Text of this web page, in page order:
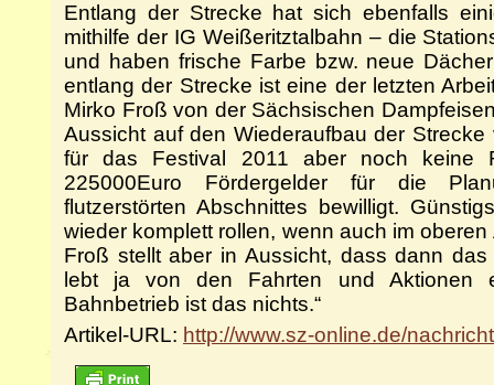
Entlang der Strecke hat sich ebenfalls
mithilfe der IG Weißeritztalbahn – die
und haben frische Farbe bzw. neue
entlang der Strecke ist eine der letzten
Mirko Froß von der Sächsischen
Aussicht auf den Wiederaufbau der
für das Festival 2011 aber noch keine
225000Euro Fördergelder für die
flutzerstörten Abschnittes bewilligt.
wieder komplett rollen, wenn auch im
Froß stellt aber in Aussicht, dass dann das
lebt ja von den Fahrten und Aktionen
Bahnbetrieb ist das nichts.“
Artikel-URL: http://www.sz-online.de/